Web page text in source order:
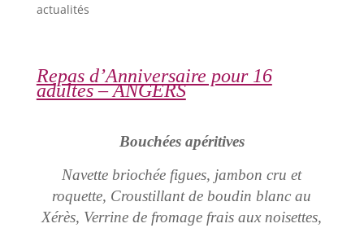
actualités
Repas d’Anniversaire pour 16
adultes – ANGERS
Bouchées apéritives
Navette briochée figues, jambon cru et
roquette, Croustillant de boudin blanc au
Xérès, Verrine de fromage frais aux noisettes,